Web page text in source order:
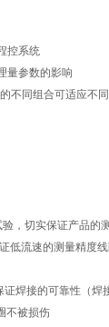
控系统
量参数的影响
不同组合可适应不
，切实保证产品的
流速的测量精度
焊接的可靠性（焊
不被损伤